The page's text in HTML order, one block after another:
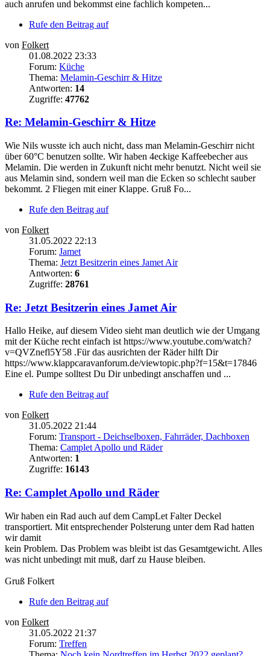
auch anrufen und bekommst eine fachlich kompeten...
Rufe den Beitrag auf
von Folkert
01.08.2022 23:33
Forum: Küche
Thema: Melamin-Geschirr & Hitze
Antworten: 14
Zugriffe: 47762
Re: Melamin-Geschirr & Hitze
Wie Nils wusste ich auch nicht, dass man Melamin-Geschirr nicht
über 60°C benutzen sollte. Wir haben 4eckige Kaffeebecher aus
Melamin. Die werden in Zukunft nicht mehr benutzt. Nicht weil sie
aus Melamin sind, sondern weil man die Ecken so schlecht sauber
bekommt. 2 Fliegen mit einer Klappe. Gruß Fo...
Rufe den Beitrag auf
von Folkert
31.05.2022 22:13
Forum: Jamet
Thema: Jetzt Besitzerin eines Jamet Air
Antworten: 6
Zugriffe: 28761
Re: Jetzt Besitzerin eines Jamet Air
Hallo Heike, auf diesem Video sieht man deutlich wie der Umgang
mit der Küche recht einfach ist https://www.youtube.com/watch?
v=QVZnefl5Y58 .Für das ausrichten der Räder hilft Dir
https://www.klappcaravanforum.de/viewtopic.php?f=15&t=17846
Eine el. Pumpe solltest Du Dir unbedingt anschaffen und ...
Rufe den Beitrag auf
von Folkert
31.05.2022 21:44
Forum: Transport - Deichselboxen, Fahrräder, Dachboxen
Thema: Camplet Apollo und Räder
Antworten: 1
Zugriffe: 16143
Re: Camplet Apollo und Räder
Wir haben ein Rad auch auf dem CampLet Falter Deckel
transportiert. Mit entsprechender Polsterung unter dem Rad hatten
wir damit
kein Problem. Das Problem was bleibt ist das Gesamtgewicht. Alles
was nicht unbedingt mit muß, darf zu Hause bleiben.
Gruß Folkert
Rufe den Beitrag auf
von Folkert
31.05.2022 21:37
Forum: Treffen